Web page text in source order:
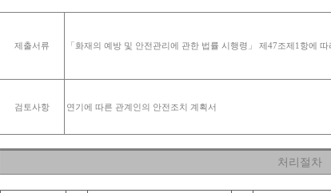
제출서류 「 화재의 예방 및 안전관리에 관한 법률 시행령 」 제 47조제 1 항에 따
검토사항 연기에 따른 관계인의 안전조치 계획서
처리절차